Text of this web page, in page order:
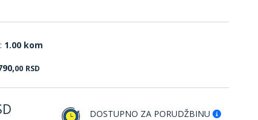
1.00 kom
00 RSD
DOSTUPNO ZA PORUDŽBINU